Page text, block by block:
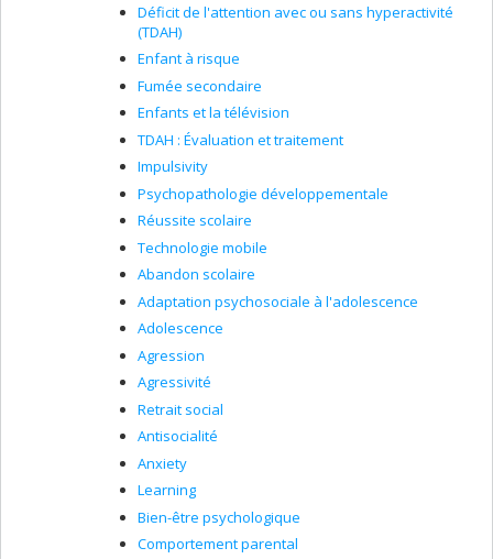
Déficit de l'attention avec ou sans hyperactivité
(TDAH)
Enfant à risque
Fumée secondaire
Enfants et la télévision
TDAH : Évaluation et traitement
Impulsivity
Psychopathologie développementale
Réussite scolaire
Technologie mobile
Abandon scolaire
Adaptation psychosociale à l'adolescence
Adolescence
Agression
Agressivité
Retrait social
Antisocialité
Anxiety
Learning
Bien-être psychologique
Comportement parental